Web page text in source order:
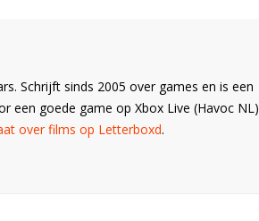
Schrijft sinds 2005 over games en is een
een goede game op Xbox Live (Havoc NL)
over films op Letterboxd.